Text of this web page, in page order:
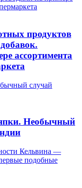
продуктов
ассортимента
случай
Необычный
Кельвина —
подобные